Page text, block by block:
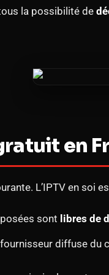
la possibilité de
en
L’IPTV en soi
sont libres de
fournisseur diffuse